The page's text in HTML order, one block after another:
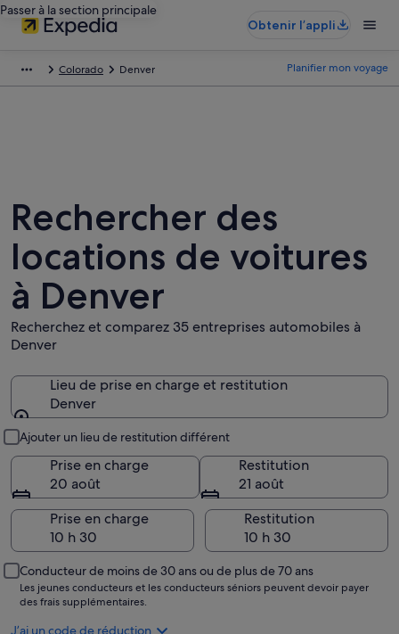
Passer à la section principale
Obtenir l’appli
Colorado Denver Planifier mon voyage
Rechercher des
locations de voitures
à Denver
Recherchez et comparez 35 entreprises automobiles à
Denver
Lieu de prise en charge et restitution
Denver
Ajouter un lieu de restitution différent
Prise en charge
20 août
Restitution
21 août
Prise en charge
Restitution
Conducteur de moins de 30 ans ou de plus de 70 ans
Les jeunes conducteurs et les conducteurs séniors peuvent devoir payer
des frais supplémentaires.
J’ai un code de réduction